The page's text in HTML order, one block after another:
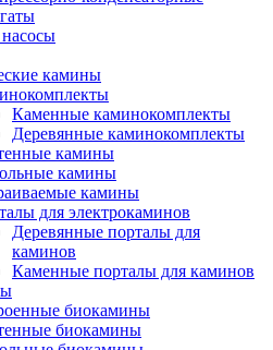
камины
Каменные каминокомплекты
Деревянные каминокомплекты
камины
камины
камины
для электрокаминов
Деревянные порталы для
каминов
Каменные порталы для каминов
биокамины
биокамины